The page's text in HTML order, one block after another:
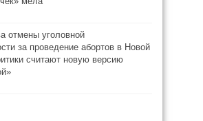
отмены уголовной
за проведение абортов в Новой
считают новую версию